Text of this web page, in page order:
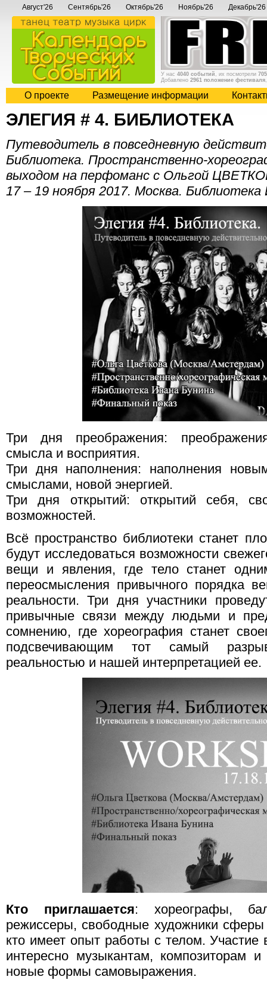
Август'26 Сентябрь'26 Октябрь'26 Ноябрь'26 Декабрь'26
У нас 4040 событий , их посмотрели
Добавлено 2961 положение фестиваля
О проекте Размещение информации
ЭЛЕГИЯ # 4. БИБЛИОТЕКА
Путеводитель в повседневную
Библиотека. Пространственно-
выходом на перфоманс с Ольгой
17 – 19 ноября 2017. Москва.
Три дня преображения:
смысла и восприятия.
Три дня наполнения: наполнения
смыслами, новой энергией.
Три дня открытий: открытий себя,
возможностей.
Всё пространство библиотеки станет
будут исследоваться возможности
вещи и явления, где тело станет
переосмысления привычного порядка
реальности. Три дня участники
привычные связи между людьми и
сомнению, где хореография станет
подсвечивающим тот самый
реальностью и нашей интерпретацией ее.
Кто приглашается: хореографы,
режиссеры, свободные художники сферы
кто имеет опыт работы с телом. Участие
интересно музыкантам, композиторам
новые формы самовыражения.